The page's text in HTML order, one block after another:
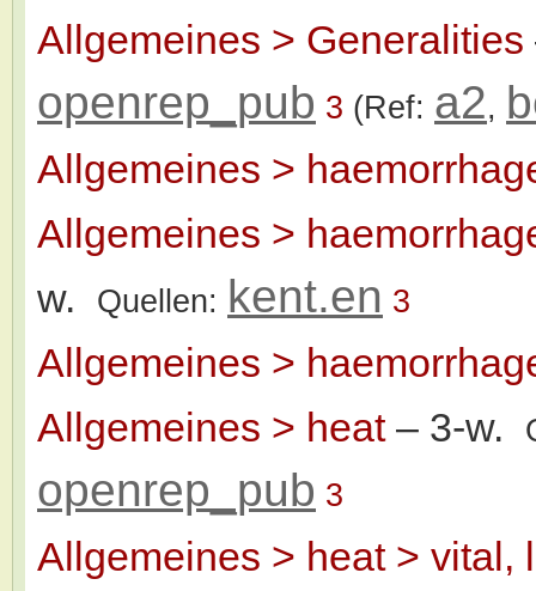
Allgemeines > Generalities
openrep_pub 3 (Ref: a2,
Allgemeines >
Allgemeines >
w.
Quellen: kent.en 3
Allgemeines >
Allgemeines > heat– 3-w.
openrep_pub 3
Allgemeines > heat > vital,